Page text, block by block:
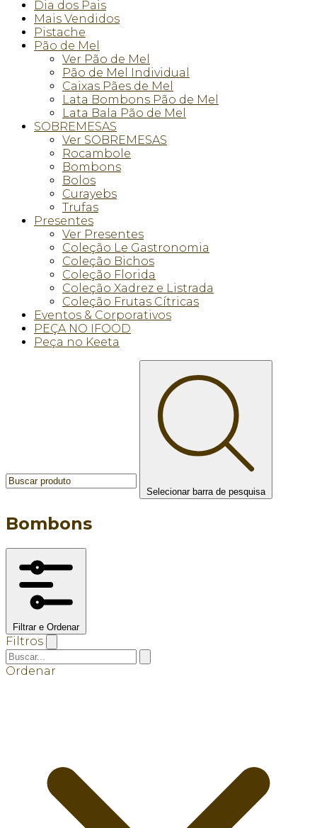
Dia dos Pais
Mais Vendidos
Pistache
Pão de Mel
Ver Pão de Mel
Pão de Mel Individual
Caixas Pães de Mel
Lata Bombons Pão de Mel
Lata Bala Pão de Mel
SOBREMESAS
Ver SOBREMESAS
Rocambole
Bombons
Bolos
Curayebs
Trufas
Presentes
Ver Presentes
Coleção Le Gastronomia
Coleção Bichos
Coleção Florida
Coleção Xadrez e Listrada
Coleção Frutas Cítricas
Eventos & Corporativos
PEÇA NO IFOOD
Peça no Keeta
Selecionar barra de pesquisa
Bombons
Filtrar e Ordenar
Filtros
Ordenar